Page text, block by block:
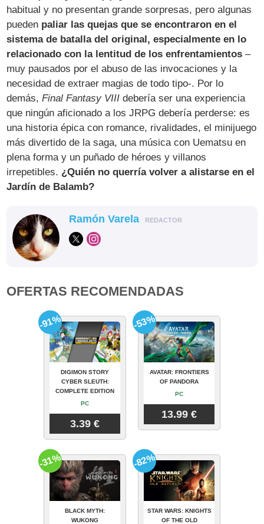
habitual y no presentan grande sorpresas, pero algunas
pueden paliar las quejas que se encontraron en el
sistema de batalla del original, especialmente en lo
relacionado con la lentitud de los enfrentamientos –
muy pausados por el abuso de las invocaciones y la
necesidad de extraer magias de todo tipo-. Por lo
demás,Final Fantasy VIII debería ser una experiencia
que ningún aficionado a los JRPG debería perderse: es
una historia épica con romance, rivalidades, el minijuego
más divertido de la saga, una música con Uematsu en
plena forma y un puñado de héroes y villanos
irrepetibles. ¿Quién no querría volver a alistarse en el
Jardín de Balamb?
Ramón Varela REDACTOR
OFERTAS RECOMENDADAS
DIGIMON STORY
CYBER SLEUTH:
COMPLETE EDITION
PC
3.39 €
-91%
AVATAR: FRONTIERS
OF PANDORA
PC
13.99 €
-53%
BLACK MYTH:
WUKONG
-31%
STAR WARS: KNIGHTS
OF THE OLD
-82%